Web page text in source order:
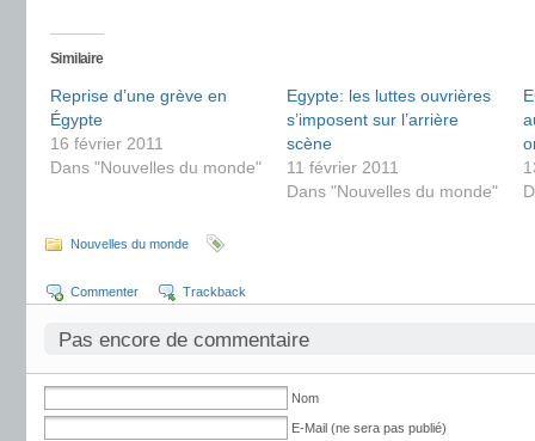
Similaire
Reprise d’une grève en
Égypte
16 février 2011
Dans "Nouvelles du monde"
Egypte: les luttes ouvrières
s’imposent sur l’arrière
scène
11 février 2011
Dans "Nouvelles du monde"
Nouvelles du monde
Commenter Trackback
Pas encore de commentaire
Nom
E-Mail (ne sera pas publié)